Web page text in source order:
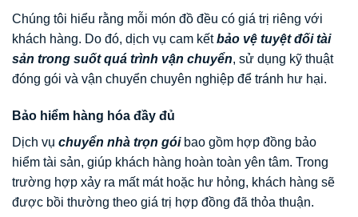
Chúng tôi hiểu rằng mỗi món đồ đều có giá trị riêng với
khách hàng. Do đó, dịch vụ cam kếtbảo vệ tuyệt đối tài
sản trong suốt quá trình vận chuyển, sử dụng kỹ thuật
đóng gói và vận chuyển chuyên nghiệp để tránh hư hại.
Bảo hiểm hàng hóa đầy đủ
Dịch vụ chuyển nhà trọn góibao gồm hợp đồng bảo
hiểm tài sản, giúp khách hàng hoàn toàn yên tâm. Trong
trường hợp xảy ra mất mát hoặc hư hỏng, khách hàng sẽ
được bồi thường theo giá trị hợp đồng đã thỏa thuận.